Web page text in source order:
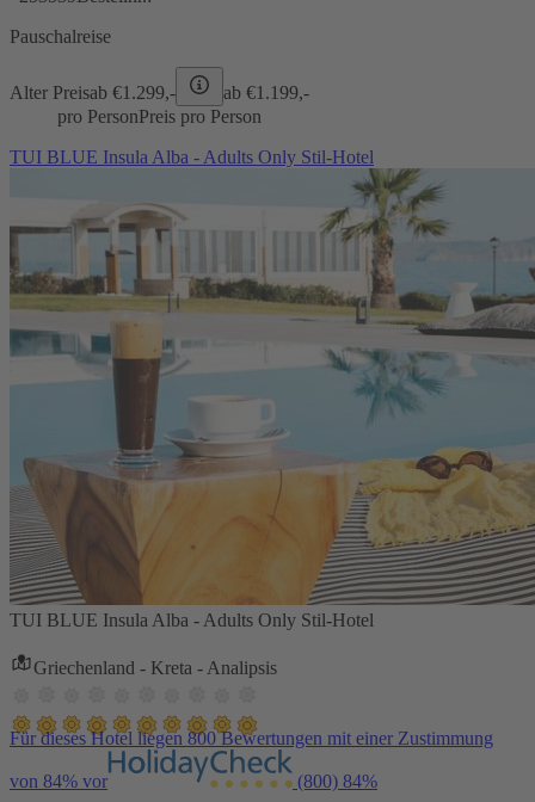
Pauschalreise
Alter Preisab €1.299,- ab €1.199,-
pro PersonPreis pro Person
TUI BLUE Insula Alba - Adults Only Stil-Hotel
TUI BLUE Insula Alba - Adults Only Stil-Hotel
Griechenland - Kreta - Analipsis
Für dieses Hotel liegen 800 Bewertungen mit einer Zustimmung
von 84% vor (800) 84%